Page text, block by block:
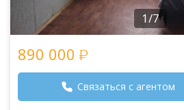
1/7
890 000
Связаться с агентом